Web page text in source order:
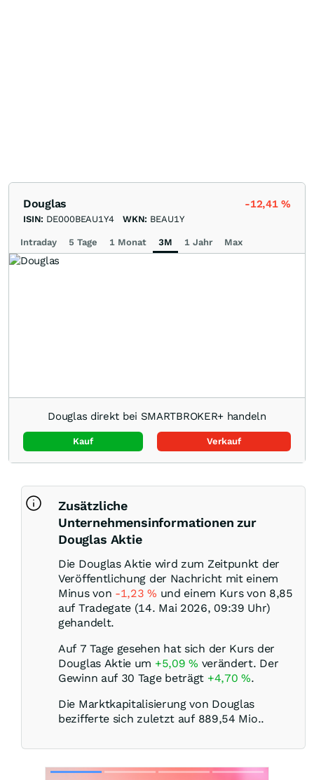
Douglas -12,41%
ISIN: DE000BEAU1Y4 WKN: BEAU1Y
Intraday 5 Tage 1 Monat 3M 1 Jahr Max
Douglas direkt bei SMARTBROKER+ handeln
Kauf Verkauf
Zusätzliche
Unternehmensinformationen zur
Douglas Aktie
Die Douglas Aktie wird zum Zeitpunkt der
Veröffentlichung der Nachricht mit einem
Minus von -1,23% und einem Kurs von 8,85
auf Tradegate (14. Mai 2026, 09:39 Uhr)
gehandelt.
Auf 7 Tage gesehen hat sich der Kurs der
Douglas Aktie um +5,09% verändert. Der
Gewinn auf 30 Tage beträgt +4,70%.
Die Marktkapitalisierung von Douglas
bezifferte sich zuletzt auf 889,54 Mio..